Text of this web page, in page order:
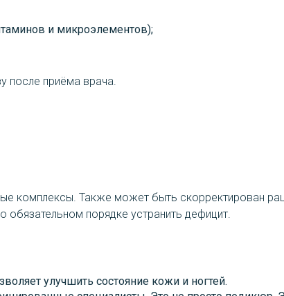
и микроэлементов);
после приёма врача.
комплексы. Также может быть скорректирован
обязательном порядке устранить дефицит.
улучшить состояние кожи и ногтей.